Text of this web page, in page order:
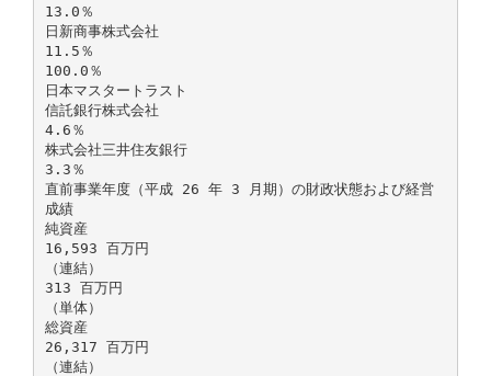
13.0％
日新商事株式会社
11.5％
100.0％
日本マスタートラスト
信託銀行株式会社
4.6％
株式会社三井住友銀行
3.3％
直前事業年度（平成 26 年 3 月期）の財政状態および経営
成績
純資産
16,593 百万円
（連結）
313 百万円
（単体）
総資産
26,317 百万円
（連結）